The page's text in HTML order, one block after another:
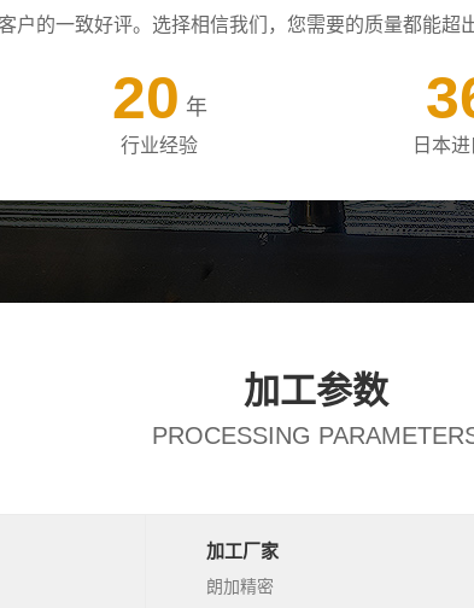
户的一致好评。选择相信我们，您需要的质量都能超
20 年
行业经验 日本
加工参数
PROCESSING
加工厂家
朗加精密